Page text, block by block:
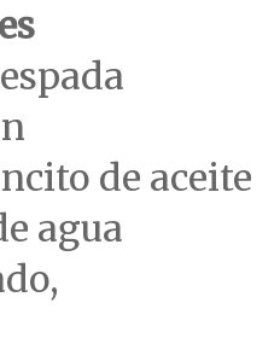
de aceite
agua